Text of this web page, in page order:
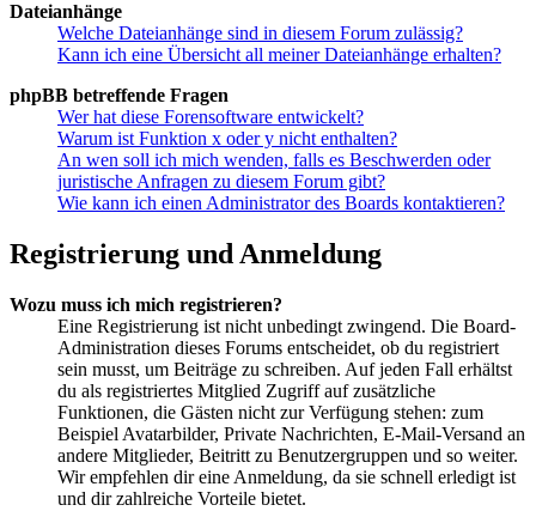
Dateianhänge
Welche Dateianhänge sind in diesem Forum zulässig?
Kann ich eine Übersicht all meiner Dateianhänge erhalten?
phpBB betreffende Fragen
Wer hat diese Forensoftware entwickelt?
Warum ist Funktion x oder y nicht enthalten?
An wen soll ich mich wenden, falls es Beschwerden oder
juristische Anfragen zu diesem Forum gibt?
Wie kann ich einen Administrator des Boards kontaktieren?
Registrierung und Anmeldung
Wozu muss ich mich registrieren?
Eine Registrierung ist nicht unbedingt zwingend. Die Board-
Administration dieses Forums entscheidet, ob du registriert
sein musst, um Beiträge zu schreiben. Auf jeden Fall erhältst
du als registriertes Mitglied Zugriff auf zusätzliche
Funktionen, die Gästen nicht zur Verfügung stehen: zum
Beispiel Avatarbilder, Private Nachrichten, E-Mail-Versand an
andere Mitglieder, Beitritt zu Benutzergruppen und so weiter.
Wir empfehlen dir eine Anmeldung, da sie schnell erledigt ist
und dir zahlreiche Vorteile bietet.